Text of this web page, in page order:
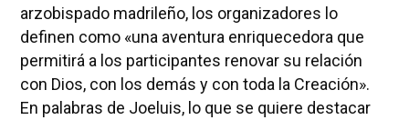
arzobispado madrileño, los organizadores lo
definen como «una aventura enriquecedora que
permitirá a los participantes renovar su relación
con Dios, con los demás y con toda la Creación».
En palabras de Joeluis, lo que se quiere destacar